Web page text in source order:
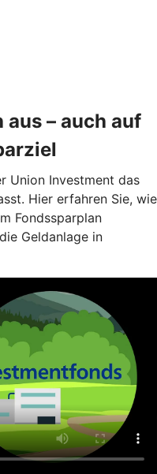
– auch auf
Union Investment das
Hier erfahren Sie, wie
Fondssparplan
Geldanlage in